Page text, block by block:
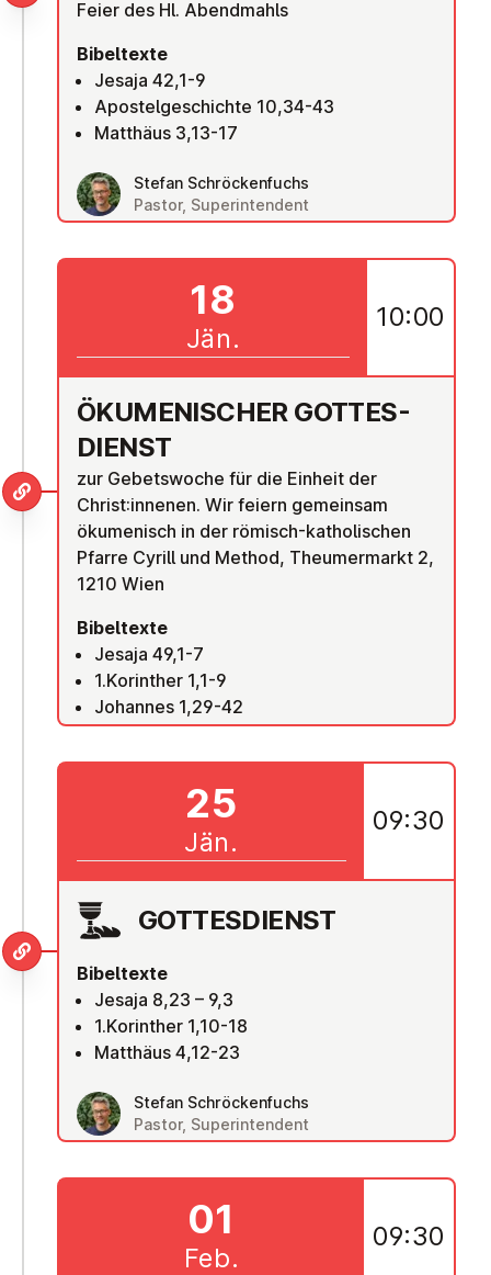
Feier des Hl. Abendmahls
Bibeltexte
Jesaja 42,1-9
Apostelgeschichte 10,34-43
Matthäus 3,13-17
Stefan Schröckenfuchs
Pastor, Superintendent
ÖKU­ME­NI­SCHER GOT­TES­
DIENST
zur Gebetswoche für die Einheit der
Christ:innenen. Wir feiern gemeinsam
ökumenisch in der römisch-katholischen
Pfarre Cyrill und Method, Theumermarkt 2,
1210 Wien
Bibeltexte
Jesaja 49,1-7
1.Korinther 1,1-9
Johannes 1,29-42
18
Jän.
10:00
GOT­TES­DIENST
Bibeltexte
Jesaja 8,23 – 9,3
1.Korinther 1,10-18
Matthäus 4,12-23
Stefan Schröckenfuchs
Pastor, Superintendent
25
Jän.
09:30
01
Feb.
09:30